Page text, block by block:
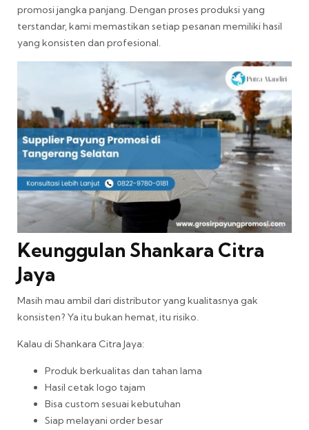
promosi jangka panjang. Dengan proses produksi yang
terstandar, kami memastikan setiap pesanan memiliki hasil
yang konsisten dan profesional.
Keunggulan Shankara Citra
Jaya
Masih mau ambil dari distributor yang kualitasnya gak
konsisten? Ya itu bukan hemat, itu risiko.
Kalau di Shankara Citra Jaya:
Produk berkualitas dan tahan lama
Hasil cetak logo tajam
Bisa custom sesuai kebutuhan
Siap melayani order besar